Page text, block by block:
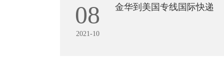
08
2021-10
金华到美国专线国际快递